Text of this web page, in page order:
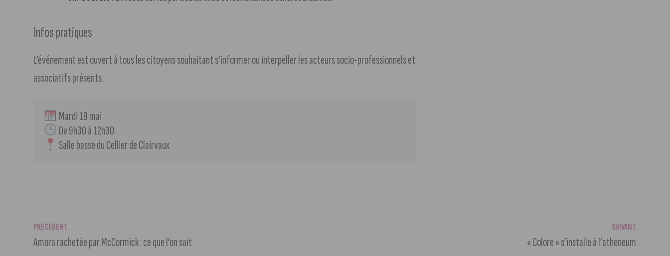
Infos pratiques
L’événement est ouvert à tous les citoyens souhaitant s’informer ou interpeller les acteurs socio-professionnels et
associatifs présents.
Mardi 19 mai
De 9h30 à 12h30
Salle basse du Cellier de Clairvaux
PRÉCÉDENT
Amora rachetée par McCormick : ce que l’on sait
SUIVANT
« Colore » s’installe à l’atheneum